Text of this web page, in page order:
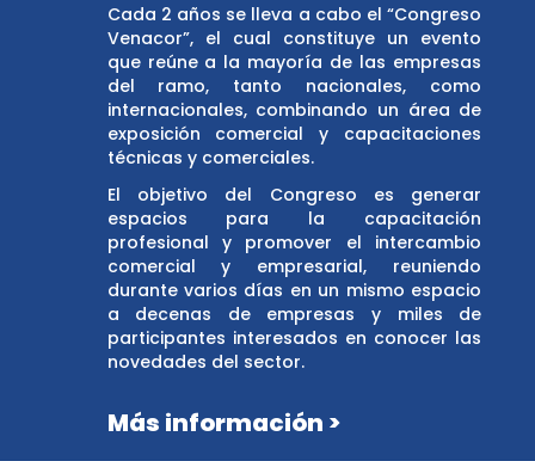
Cada 2 años se lleva a cabo el “Congreso
Venacor”, el cual constituye un evento
que reúne a la mayoría de las empresas
del ramo, tanto nacionales, como
internacionales, combinando un área de
exposición comercial y capacitaciones
técnicas y comerciales.
El objetivo del Congreso es generar
espacios para la capacitación
profesional y promover el intercambio
comercial y empresarial, reuniendo
durante varios días en un mismo espacio
a decenas de empresas y miles de
participantes interesados en conocer las
novedades del sector.
Más información >